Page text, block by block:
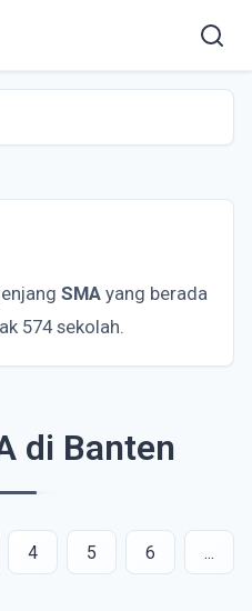
SMA yang berada
574 sekolah.
di Banten
4 5 6 ...